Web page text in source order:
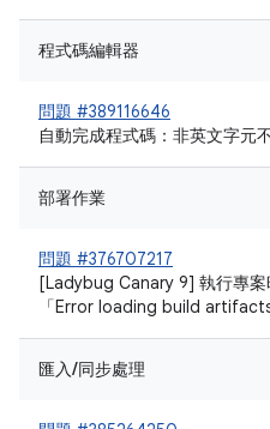
程式碼編輯器
問題 #389116646
自動完成程式碼：非英文字元
部署作業
問題 #376707217
[Ladybug Canary 9] 執行專
「Error loading build artifacts
匯入/同步處理